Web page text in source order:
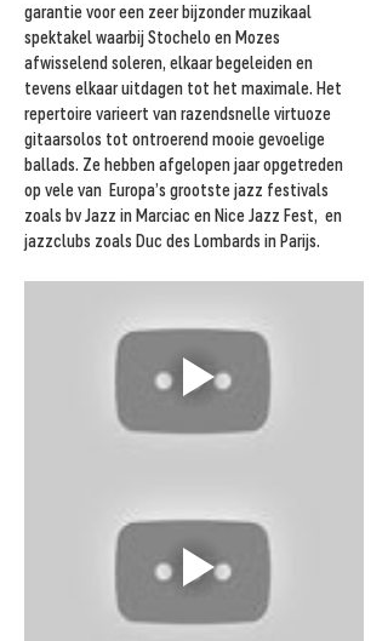
garantie voor een zeer bijzonder muzikaal
spektakel waarbij Stochelo en Mozes
afwisselend soleren, elkaar begeleiden en
tevens elkaar uitdagen tot het maximale. Het
repertoire varieert van razendsnelle virtuoze
gitaarsolos tot ontroerend mooie gevoelige
ballads. Ze hebben afgelopen jaar opgetreden
op vele van  Europa’s grootste jazz festivals
zoals bv Jazz in Marciac en Nice Jazz Fest,  en
jazzclubs zoals Duc des Lombards in Parijs.